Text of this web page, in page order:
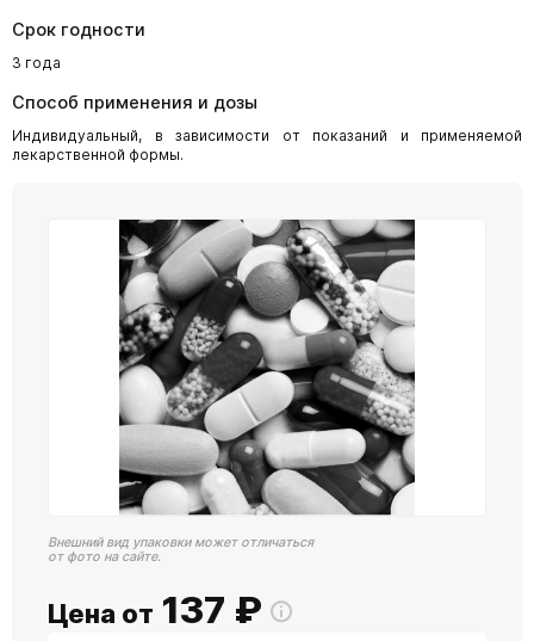
Срок годности
3 года
Способ применения и дозы
Индивидуальный, в зависимости от показаний и применяемой
лекарственной формы.
Внешний вид упаковки может отличаться
от фото на сайте.
Цена от 137 ₽